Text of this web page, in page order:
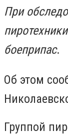
При
боеприпас.
Об этом
Группой